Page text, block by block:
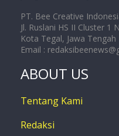
PT. Bee Creative
Jl. Ruslani HS II Cluster 1
Kota Tegal, Jawa Tengah
Email :
ABOUT US
Tentang Kami
Redaksi